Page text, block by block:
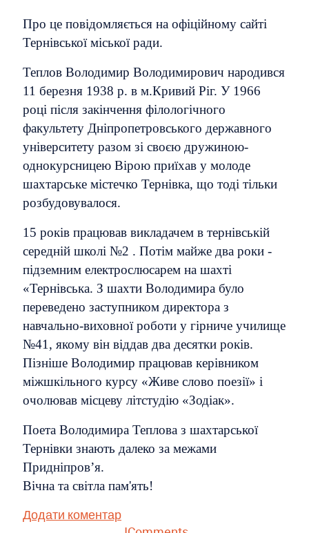
Про це повідомляється на офіційному сайті
Тернівської міської ради.
Теплов Володимир Володимирович народився
11 березня 1938 р. в м.Кривий Ріг. У 1966
році після закінчення філологічного
факультету Дніпропетровського державного
університету разом зі своєю дружиною-
однокурсницею Вірою приїхав у молоде
шахтарське містечко Тернівка, що тоді тільки
розбудовувалося.
15 років працював викладачем в тернівській
середній школі №2 . Потім майже два роки -
підземним електрослюсарем на шахті
«Тернівська. З шахти Володимира було
переведено заступником директора з
навчально-виховної роботи у гірниче училище
№41, якому він віддав два десятки років.
Пізніше Володимир працював керівником
міжшкільного курсу «Живе слово поезії» і
очолював місцеву літстудію «Зодіак».
Поета Володимира Теплова з шахтарської
Тернівки знають далеко за межами
Придніпров’я.
Вічна та світла пам'ять!
Додати коментар